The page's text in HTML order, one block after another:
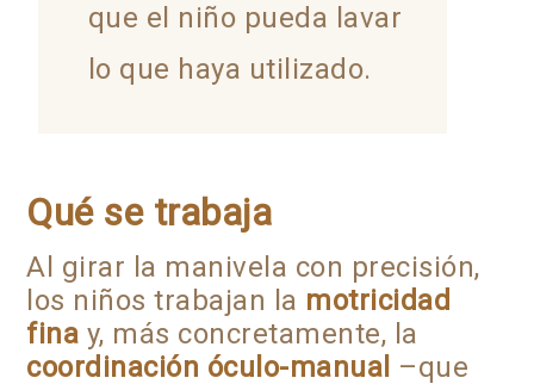
que el niño pueda lavar
lo que haya utilizado.
Qué se trabaja
Al girar la manivela con precisión,
los niños trabajan la motricidad
fina y, más concretamente, la
coordinación óculo-manual –que